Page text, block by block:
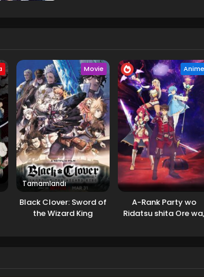
Movie
Tamamlandı
Black Clover: Sword of
the Wizard King
Anime
A-Rank Party wo
Ridatsu shita Ore wa,